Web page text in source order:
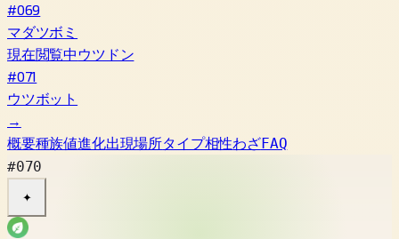
#069
マダツボミ
現在閲覧中 ウツドン
#071
ウツボット
→
概要種族値進化出現場所タイプ相性わざFAQ
#070
✦